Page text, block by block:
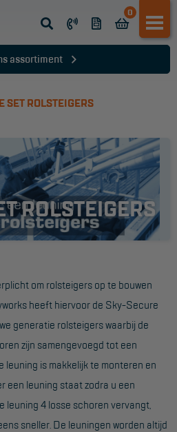
0
assortiment
SET ROLSTEIGERS
ROLSTEIGERS
om rolsteigers op te bouwen
heeft hiervoor de Sky-Secure
generatie rolsteigers waarbij de
zijn samengevoegd tot een
is makkelijk te monteren en
een leuning staat zodra u een
leuning 4 losse schoren vervangt,
sneller. De leuningen worden altijd